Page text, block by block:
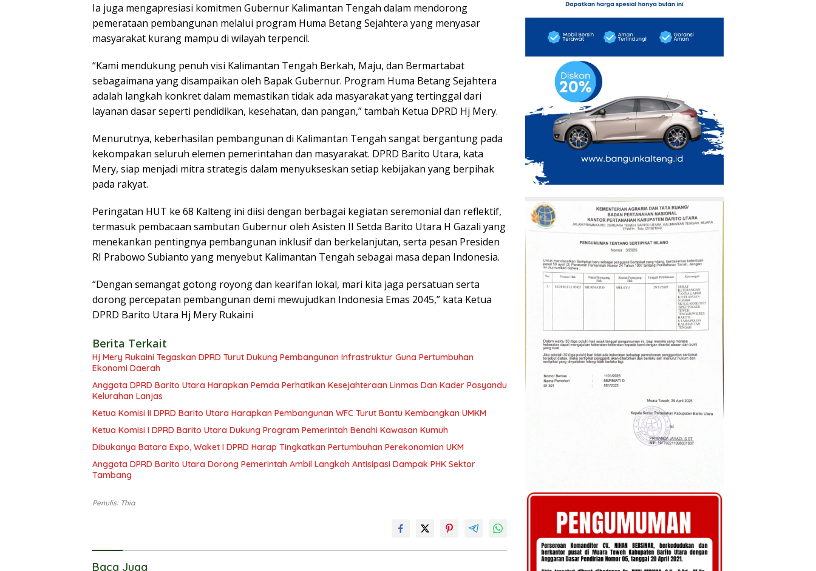
Ia juga mengapresiasi komitmen Gubernur Kalimantan Tengah dalam mendorong
pemerataan pembangunan melalui program Huma Betang Sejahtera yang menyasar
masyarakat kurang mampu di wilayah terpencil.
“Kami mendukung penuh visi Kalimantan Tengah Berkah, Maju, dan Bermartabat
sebagaimana yang disampaikan oleh Bapak Gubernur. Program Huma Betang Sejahtera
adalah langkah konkret dalam memastikan tidak ada masyarakat yang tertinggal dari
layanan dasar seperti pendidikan, kesehatan, dan pangan,” tambah Ketua DPRD Hj Mery.
Menurutnya, keberhasilan pembangunan di Kalimantan Tengah sangat bergantung pada
kekompakan seluruh elemen pemerintahan dan masyarakat. DPRD Barito Utara, kata
Mery, siap menjadi mitra strategis dalam menyukseskan setiap kebijakan yang berpihak
pada rakyat.
Peringatan HUT ke 68 Kalteng ini diisi dengan berbagai kegiatan seremonial dan reflektif,
termasuk pembacaan sambutan Gubernur oleh Asisten II Setda Barito Utara H Gazali yang
menekankan pentingnya pembangunan inklusif dan berkelanjutan, serta pesan Presiden
RI Prabowo Subianto yang menyebut Kalimantan Tengah sebagai masa depan Indonesia.
“Dengan semangat gotong royong dan kearifan lokal, mari kita jaga persatuan serta
dorong percepatan pembangunan demi mewujudkan Indonesia Emas 2045,” kata Ketua
DPRD Barito Utara Hj Mery Rukaini
Berita Terkait
Hj Mery Rukaini Tegaskan DPRD Turut Dukung Pembangunan Infrastruktur Guna Pertumbuhan
Ekonomi Daerah
Anggota DPRD Barito Utara Harapkan Pemda Perhatikan Kesejahteraan Linmas Dan Kader Posyandu
Kelurahan Lanjas
Ketua Komisi II DPRD Barito Utara Harapkan Pembangunan WFC Turut Bantu Kembangkan UMKM
Ketua Komisi I DPRD Barito Utara Dukung Program Pemerintah Benahi Kawasan Kumuh
Dibukanya Batara Expo, Waket I DPRD Harap Tingkatkan Pertumbuhan Perekonomian UKM
Anggota DPRD Barito Utara Dorong Pemerintah Ambil Langkah Antisipasi Dampak PHK Sektor
Tambang
Penulis: Thia
Baca Juga